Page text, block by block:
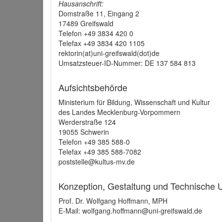
Hausanschrift:
Domstraße 11, Eingang 2
17489 Greifswald
Telefon +49 3834 420 0
Telefax +49 3834 420 1105
rektorin(at)uni-greifswald(dot)de
Umsatzsteuer-ID-Nummer: DE 137 584 813
Aufsichtsbehörde
Ministerium für Bildung, Wissenschaft und Kultur
des Landes Mecklenburg-Vorpommern
Werderstraße 124
19055 Schwerin
Telefon +49 385 588-0
Telefax +49 385 588-7082
poststelle@kultus-mv.de
Konzeption, Gestaltung und Technische
Prof. Dr. Wolfgang Hoffmann, MPH
E-Mail: wolfgang.hoffmann@uni-greifswald.de